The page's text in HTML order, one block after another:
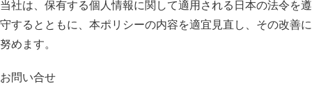
当社は、保有する個人情報に関して適用される日本の法令を遵
守するとともに、本ポリシーの内容を適宜見直し、その改善に
努めます。
お問い合せ